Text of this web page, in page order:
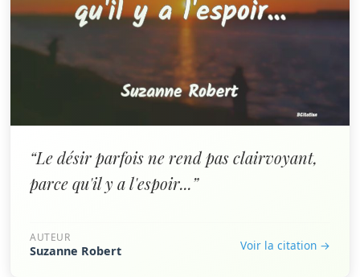
“Le désir parfois ne rend pas clairvoyant,
parce qu'il y a l'espoir...”
AUTEUR
Suzanne Robert Voir la citation →